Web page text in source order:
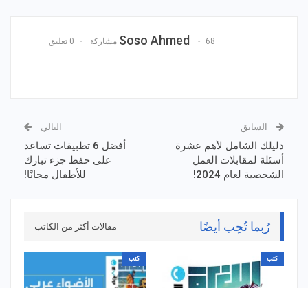
Soso Ahmed 68 مشاركة 0 تعليق
السابق
دليلك الشامل لأهم عشرة
أسئلة لمقابلات العمل
الشخصية لعام 2024!
التالي
أفضل 6 تطبيقات تساعد
على حفظ جزء تبارك
للأطفال مجانًا!
رُبما تُحِب أيضًا مقالات أكثر من الكاتب
كتب كتب